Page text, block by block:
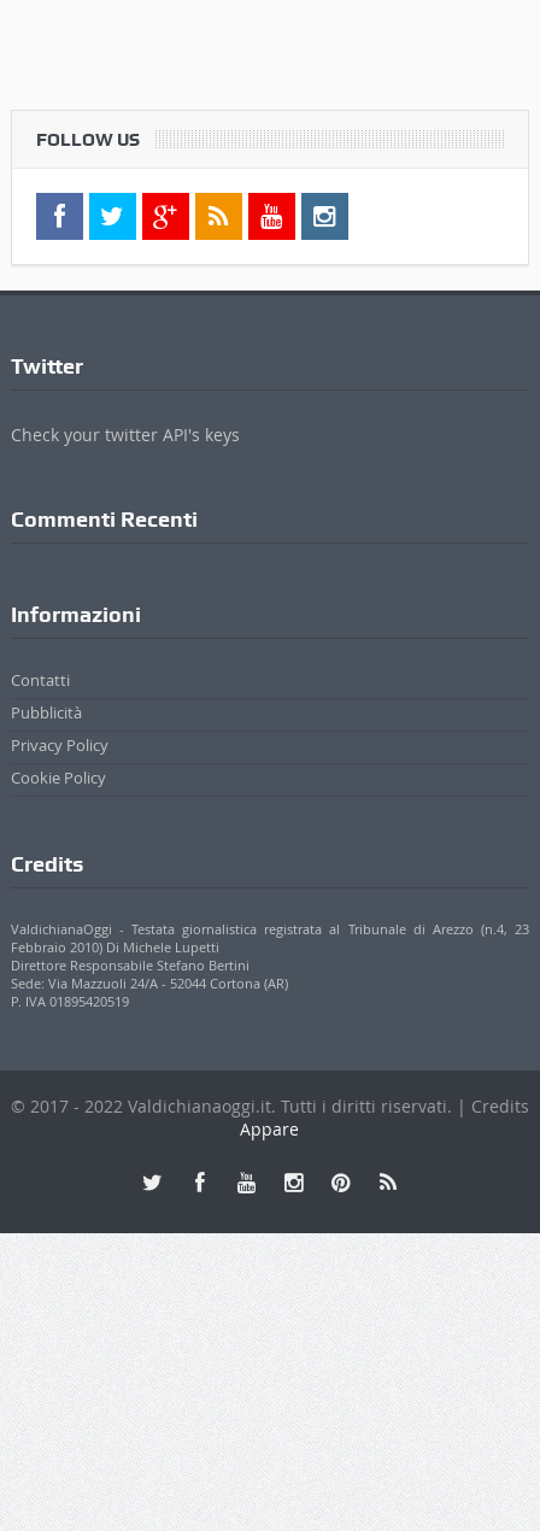
FOLLOW US
Twitter
Check your twitter API's keys
Commenti Recenti
Informazioni
Contatti
Pubblicità
Privacy Policy
Cookie Policy
Credits
ValdichianaOggi - Testata giornalistica registrata al Tribunale di Arezzo (n.4, 23
Febbraio 2010) Di Michele Lupetti
Direttore Responsabile Stefano Bertini
Sede: Via Mazzuoli 24/A - 52044 Cortona (AR)
P. IVA 01895420519
© 2017 - 2022 Valdichianaoggi.it. Tutti i diritti riservati. | Credits
Appare